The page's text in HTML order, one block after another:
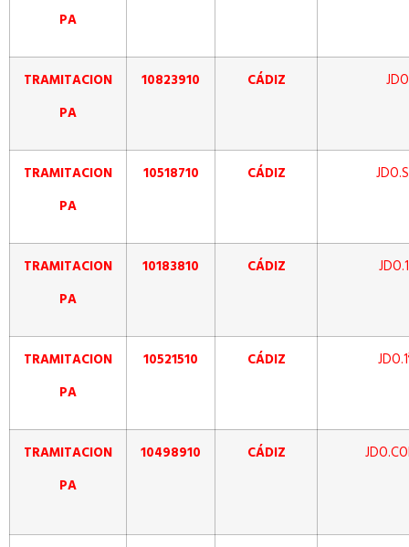
PA
TRAMITACION
PA
10823910 CÁDIZ
TRAMITACION
PA
10518710 CÁDIZ
TRAMITACION
PA
10183810 CÁDIZ
TRAMITACION
PA
10521510 CÁDIZ
TRAMITACION
PA
10498910 CÁDIZ